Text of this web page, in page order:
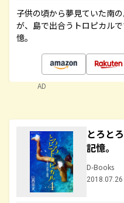
子供の頃から夢見ていた南
が、島で出合うトロピカル
憶。
AD
とろと
記憶。
D-Books
2018.07.26